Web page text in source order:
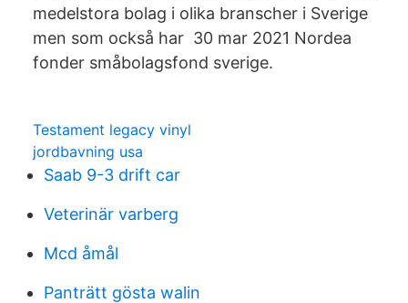
medelstora bolag i olika branscher i Sverige
men som också har 30 mar 2021 Nordea
fonder småbolagsfond sverige.
Testament legacy vinyl
jordbavning usa
Saab 9-3 drift car
Veterinär varberg
Mcd åmål
Panträtt gösta walin